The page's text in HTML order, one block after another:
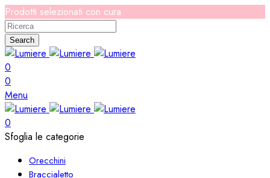
Prodotti selezionati con cura
Search
0
0
Menu
0
Sfoglia le categorie
Orecchini
Braccialetto